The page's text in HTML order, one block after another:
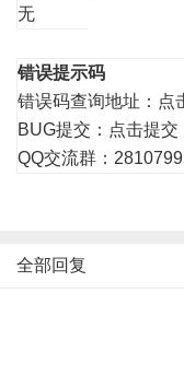
无
错误提示码
错误码查询地址： 点
BUG提交： 点击提交
QQ交流群：
全部回复